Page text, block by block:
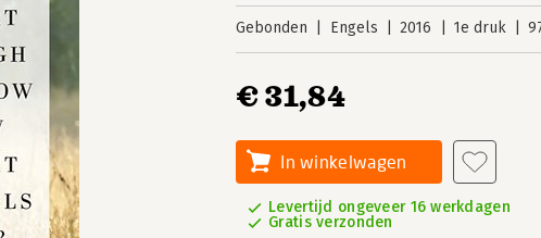
Gebonden Engels 2016 1e druk
€ 31,84
In winkelwagen
Levertijd ongeveer 16 werkdagen
Gratis verzonden